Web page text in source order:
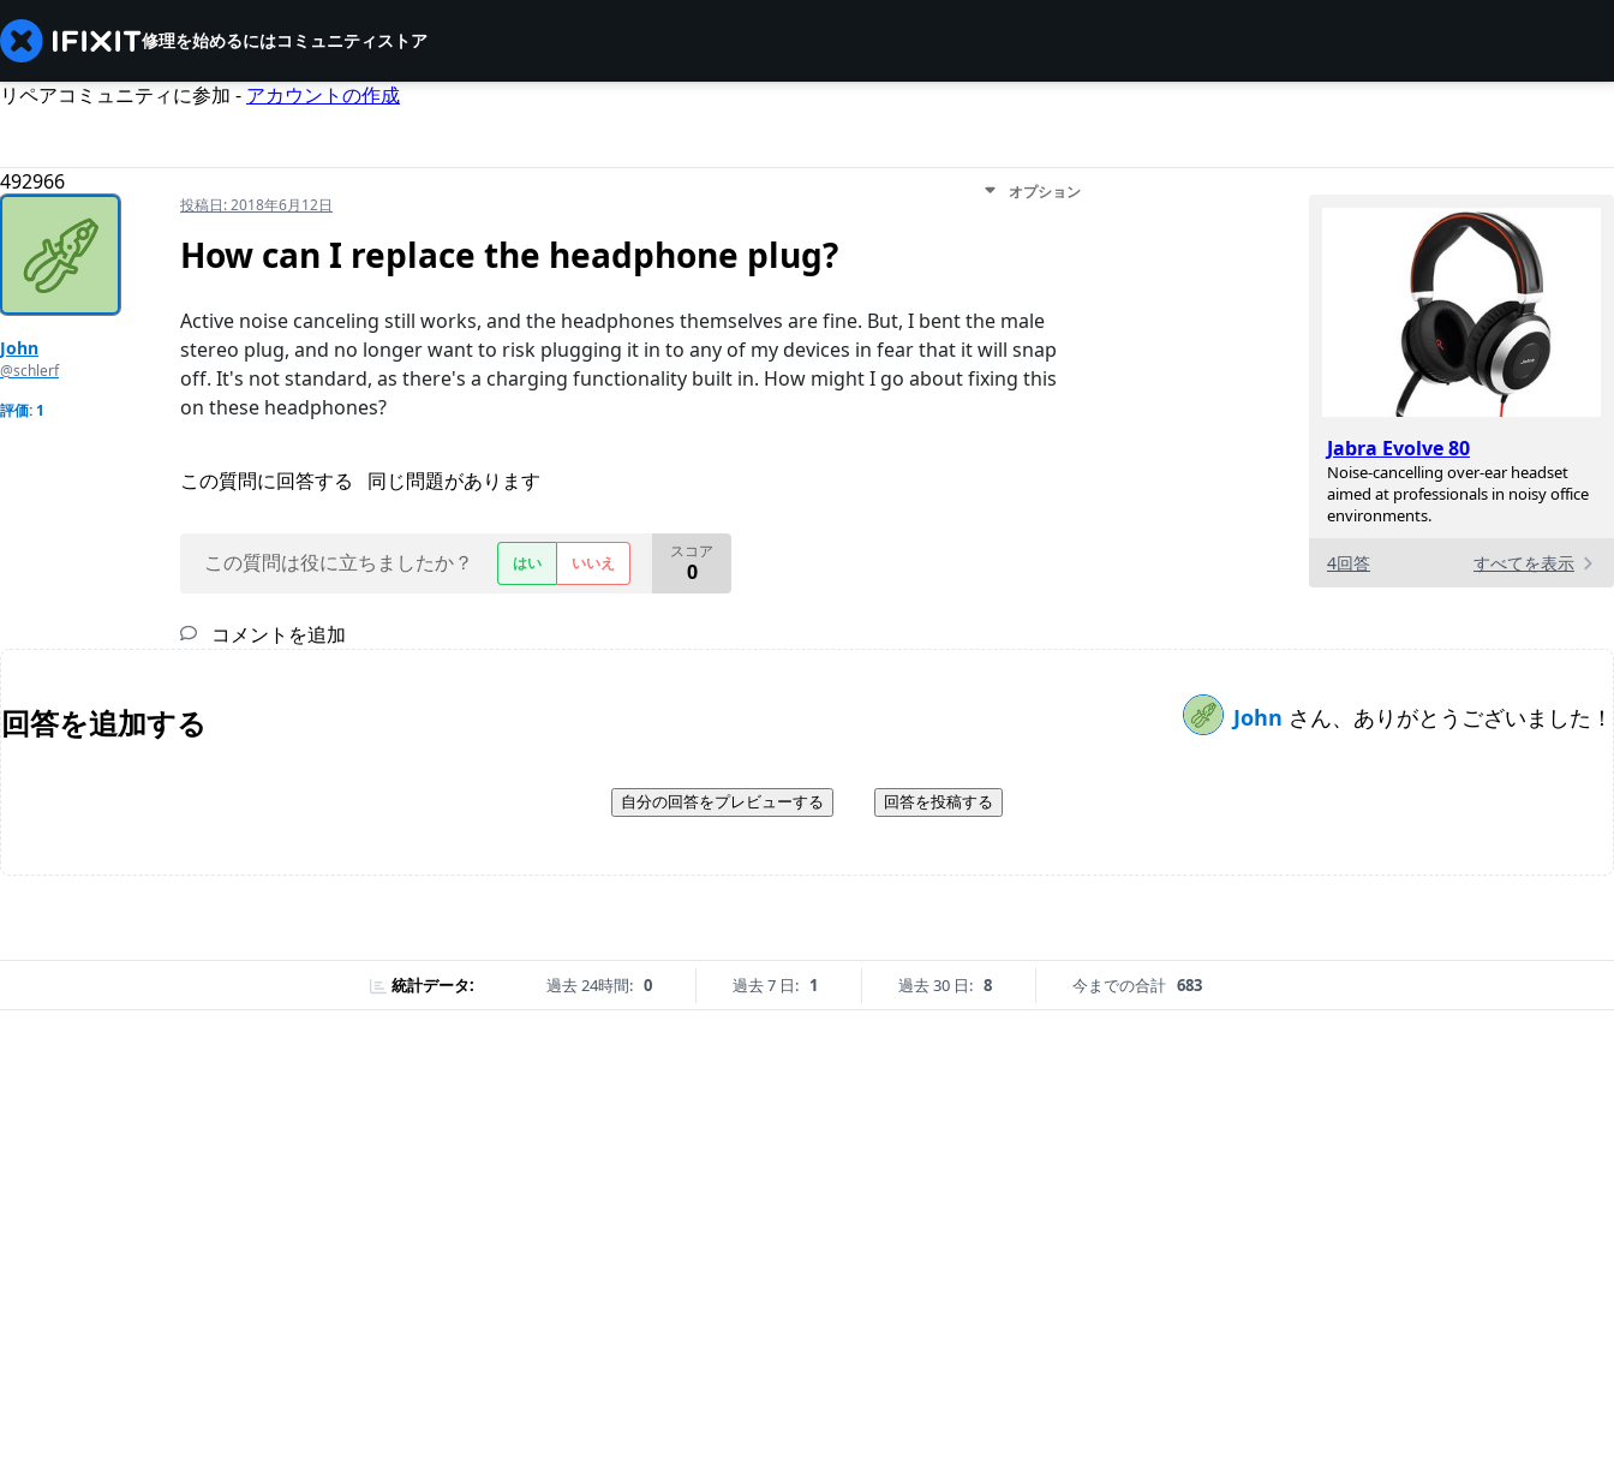
修理を始めるにはコミュニティストア
リペアコミュニティに参加 - アカウントの作成
492966
Jabra Evolve 80
Noise-cancelling over-ear headset
aimed at professionals in noisy office
environments.
4回答 すべてを表示
John
@schlerf
評価: 1
投稿日:2018年6月12日
オプション
How can I replace the headphone plug?
Active noise canceling still works, and the headphones themselves are fine. But, I bent the male
stereo plug, and no longer want to risk plugging it in to any of my devices in fear that it will snap
off. It's not standard, as there's a charging functionality built in. How might I go about fixing this
on these headphones?
この質問に回答する 同じ問題があります
この質問は役に立ちましたか？ はい いいえ
スコア
0
コメントを追加
回答を追加する John さん、ありがとうございました！
自分の回答をプレビューする 回答を投稿する
統計データ: 過去 24時間: 0 過去 7 日: 1 過去 30 日: 8 今までの合計 683